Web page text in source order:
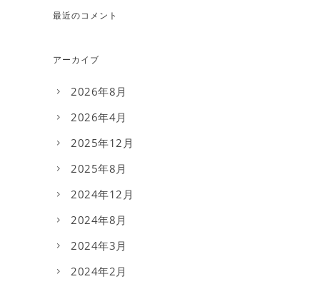
最近のコメント
アーカイブ
2026年8月
2026年4月
2025年12月
2025年8月
2024年12月
2024年8月
2024年3月
2024年2月